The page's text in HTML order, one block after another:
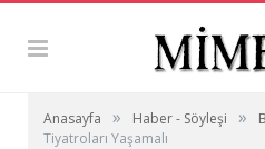
Anasayfa » Haber - Söyleşi »
Tiyatroları Yaşamalı